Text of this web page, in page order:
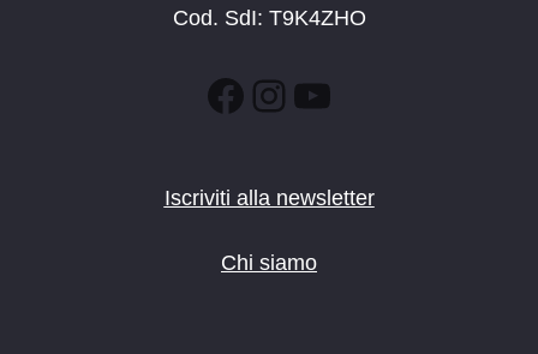
Cod. SdI: T9K4ZHO
Facebook
Instagram
YouTube
Iscriviti alla newsletter
Chi siamo